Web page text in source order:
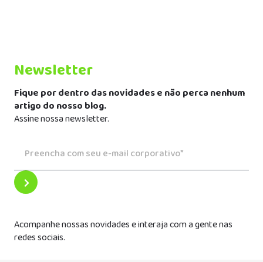
Newsletter
Fique por dentro das novidades e não perca nenhum
artigo do nosso blog.
Assine nossa newsletter.
Acompanhe nossas novidades e interaja com a gente nas
redes sociais.